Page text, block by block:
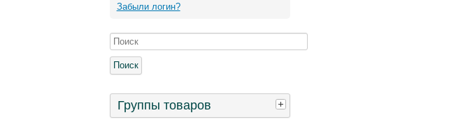
Забыли логин?
Группы товаров